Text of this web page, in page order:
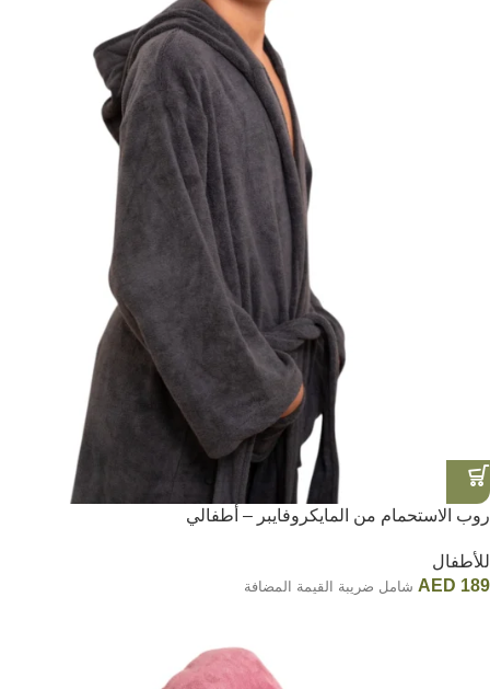
روب الاستحمام من المايكروفايبر – أطفالي
للأطفال
AED 189 شامل ضريبة القيمة المضافة